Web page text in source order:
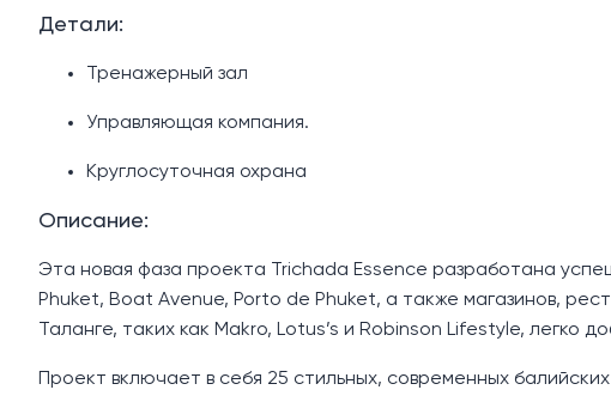
Детали:
Тренажерный зал
Управляющая компания.
Круглосуточная охрана
Описание:
Эта новая фаза проекта Trichada Essence разработана
Phuket, Boat Avenue, Porto de Phuket, а также магазинов,
Таланге, таких как Makro, Lotus’s и Robinson Lifestyle, легко
Проект включает в себя 25 стильных, современных